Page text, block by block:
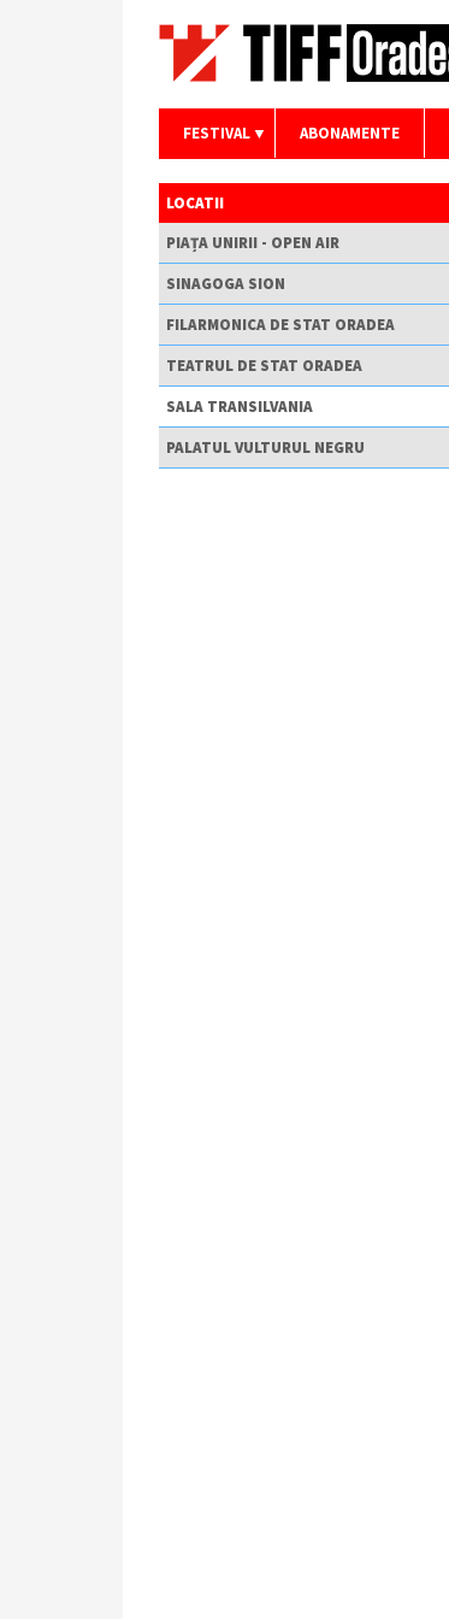
FESTIVAL ABONAMENTE
LOCATII
PIAȚA UNIRII - OPEN AIR
SINAGOGA SION
FILARMONICA DE STAT ORADEA
TEATRUL DE STAT ORADEA
SALA TRANSILVANIA
PALATUL VULTURUL NEGRU